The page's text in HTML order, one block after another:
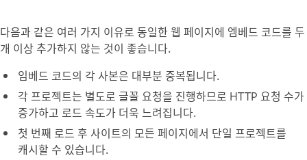
다음과 같은 여러 가지 이유로 동일한 웹 페이지에 엠베드 코드를 두
개 이상 추가하지 않는 것이 좋습니다.
임베드 코드의 각 사본은 대부분 중복됩니다.
각 프로젝트는 별도로 글꼴 요청을 진행하므로 HTTP 요청 수가
증가하고 로드 속도가 더욱 느려집니다.
첫 번째 로드 후 사이트의 모든 페이지에서 단일 프로젝트를
캐시할 수 있습니다.